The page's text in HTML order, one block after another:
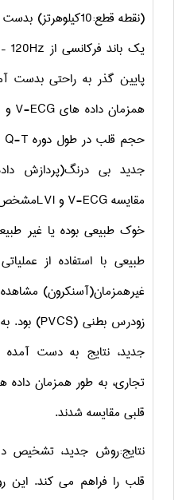
(نقطه قطع:10کیلوهرتز) بدست
یک باند فرکانسی از 120Hz
پایین گذر به راحتی بدست
همزمان داده هایV-ECG و
حجم قلب در طول دوره Q-T
جدید بی درنگ(پردازش
مقایسهV-ECG وLVIمشخص
خوک طبیعی بوده یا غیر
طبیعی با استفاده از
غیرهمزمان(آسنکرون)
زودرس بطنی (PVCS) بود.
جدید، نتایج به دست آمده
تجاری، به طور همزمان داده
قلبی مقایسه شدند.
نتایج:روش جدید، تشخیص
قلب را فراهم می کند. این